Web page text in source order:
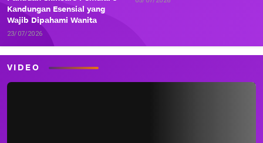
Kandungan Esensial yang
Wajib Dipahami Wanita
23/07/2026
VIDEO